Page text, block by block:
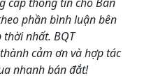
phần bình luận bên
nhất. BQT
cảm ơn và hợp tác
nhanh bán đắt!